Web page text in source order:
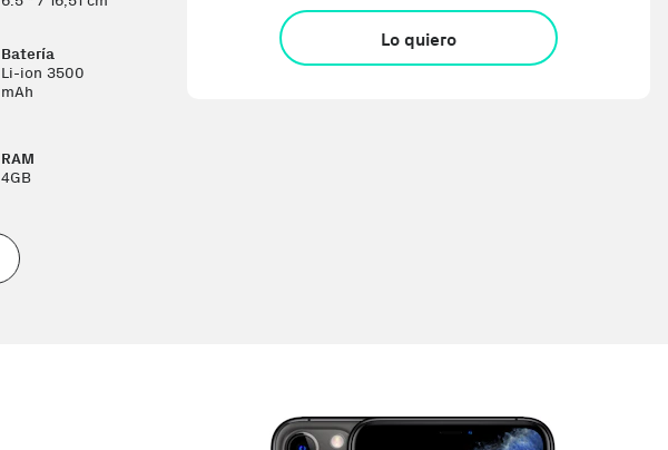
Batería
Li-ion 3500
mAh
RAM
4GB
Lo quiero